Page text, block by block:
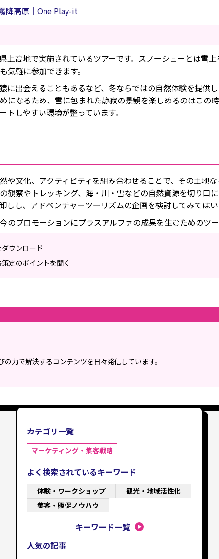
降高原｜One Play-it
上高地で実施されているツアーです。スノーシューとは雪
気軽に参加できます。
に出会えることもあるなど、冬ならではの自然体験を提供
になるため、雪に包まれた静寂の景観を楽しめるのはこの
しやすい環境が整っています。
や文化、アクティビティを組み合わせることで、その土地
観察やトレッキング、海・川・雪などの自然資源を切り口
しし、アドベンチャーツーリズムの企画を検討してみては
のプロモーションにプラスアルファの成果を生むためのツ
ウンロード
定のポイントを聞く
力で解決するコンテンツを日々発信しています。
カテゴリ一覧
マーケティング・集客戦略
よく検索されているキーワード
体験・ワークショップ
観光・地域活性化
集客・販促ノウハウ
キーワード一覧
人気の記事